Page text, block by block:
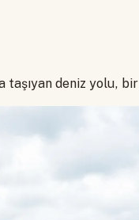
taşıyan deniz yolu,